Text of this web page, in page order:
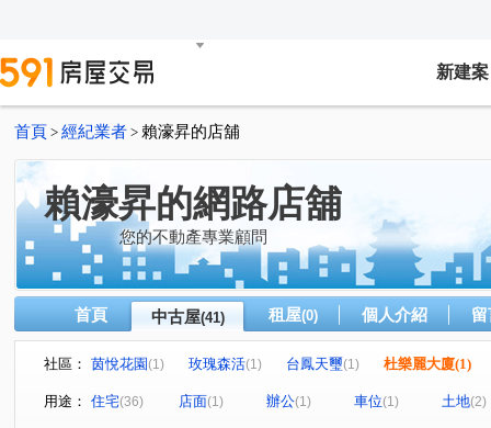
新建案
首頁 > 經紀業者 > 賴濠昇的店舖
賴濠昇的網路店舖
您的不動產專業顧問
首頁 中古屋(41) 租屋(0) 個人介紹
社區： 茵悅花園(1) 玫瑰森活(1) 台鳳天璽(1) 杜樂麗大廈(1)
璞麗
樺福水悅 高鮮屋 中和摩天東帝市 (1)
用途： 住宅(36) 店面(1) 辦公(1) 車位(1) 土地(2)